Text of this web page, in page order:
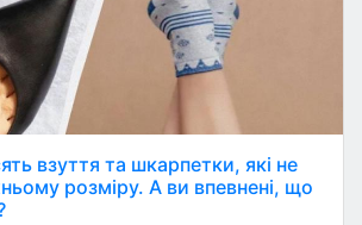
взуття та шкарпетки, які не
розміру. А ви впевнені, що